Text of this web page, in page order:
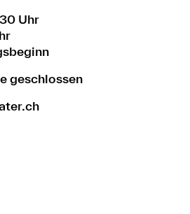
Uhr
geschlossen